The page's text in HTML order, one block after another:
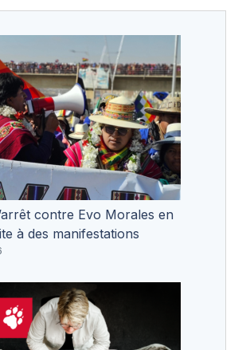
contre Evo Morales en
à des manifestations